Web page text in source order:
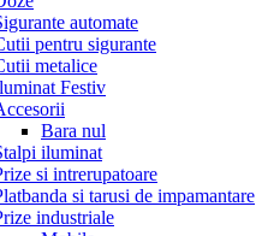
automate
pentru sigurante
metalice
Festiv
Bara nul
iluminat
si intrerupatoare
si tarusi de impamantare
industriale